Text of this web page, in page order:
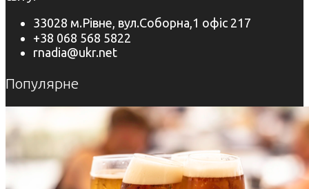
33028 м.Рівне, вул.Соборна,1 офіс 217
+38 068 568 5822
rnadia@ukr.net
Популярне